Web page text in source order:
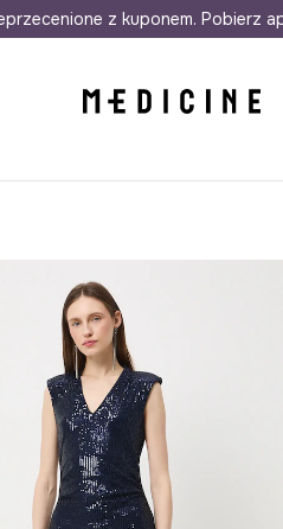
Darmowa dostawa do
z kuponem. Pobierz